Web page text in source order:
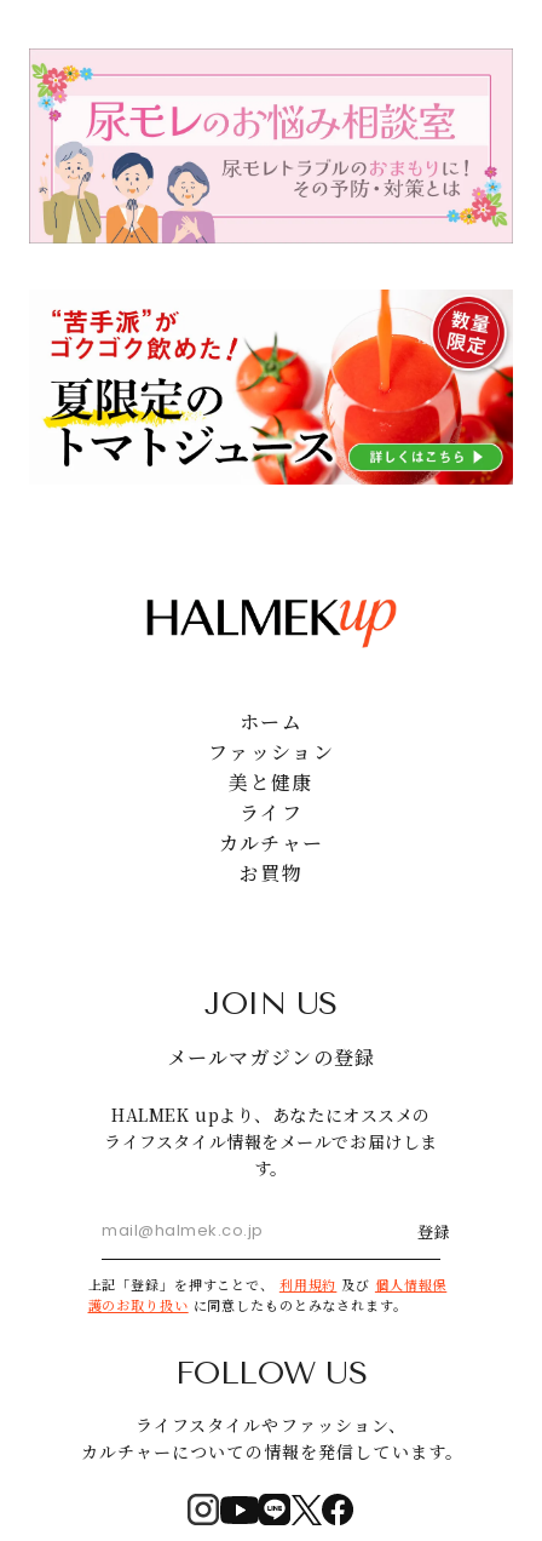
ホーム
ファッション
美と健康
ライフ
カルチャー
お買物
JOIN US
メールマガジンの登録
HALMEK upより、あなたにオススメの
ライフスタイル情報をメールでお届けしま
す。
登録
上記「登録」を押すことで、 利用規約 及び 個人情報保
護のお取り扱い に同意したものとみなされます。
FOLLOW US
ライフスタイルやファッション、
カルチャーについての情報を発信しています。